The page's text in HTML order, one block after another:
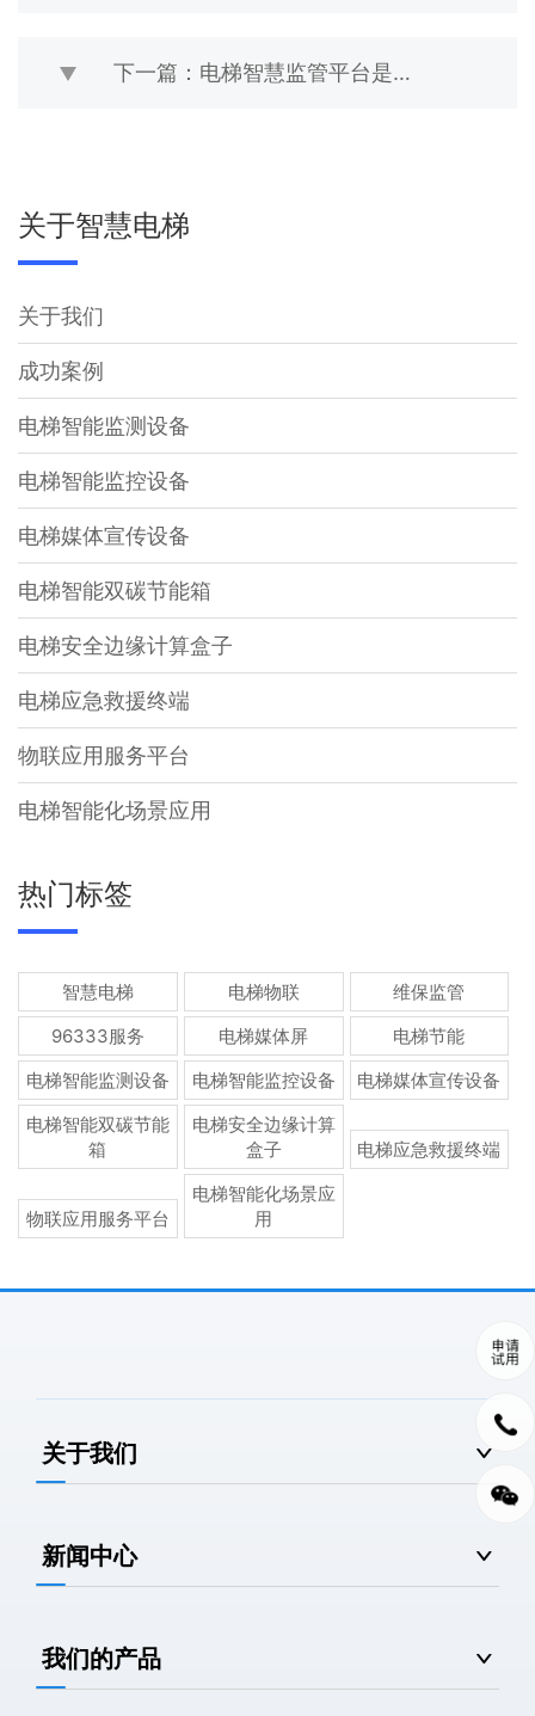
下一篇：电梯智慧监管平台是干什么的
关于智慧电梯
关于我们
成功案例
电梯智能监测设备
电梯智能监控设备
电梯媒体宣传设备
电梯智能双碳节能箱
电梯安全边缘计算盒子
电梯应急救援终端
物联应用服务平台
电梯智能化场景应用
热门标签
智慧电梯 电梯物联
维保监管
96333服务
电梯媒体屏
电梯节能
电梯智能监测设备
电梯智能监控设备
电梯媒体宣传设备
电梯智能双碳节能
箱
电梯安全边缘计算
盒子
电梯应急救援终端
物联应用服务平台
电梯智能化场景应
用
关于我们
新闻中心
我们的产品